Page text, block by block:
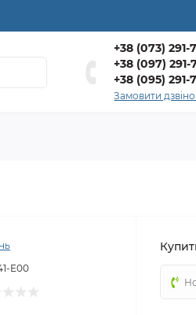
+38 (073) 291-
+38 (097) 291-
+38 (095) 291-
Замовити
E00